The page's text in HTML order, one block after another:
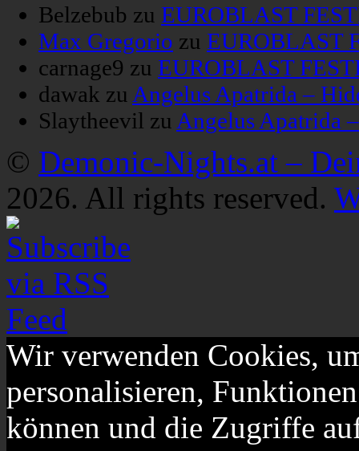
Belzebub zu EUROBLAST
Max Gregorio zu EUROBLAST
carnage9 zu EUROBLAST
dawak zu Angelus Apatrida –
Slaytheevil zu Angelus Apatrida
© Demonic-Nights.at –
2026. All rights reserved.
Wir verwenden Cookies,
personalisieren,
können und die Zugriffe